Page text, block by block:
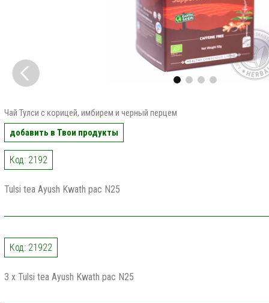
Чай Тулси с корицей, имбирем и черный перцeм
добавить в Твои продукты
Код: 2192
Tulsi tea Ayush Kwath pac N25
Код: 21922
3 x Tulsi tea Ayush Kwath pac N25